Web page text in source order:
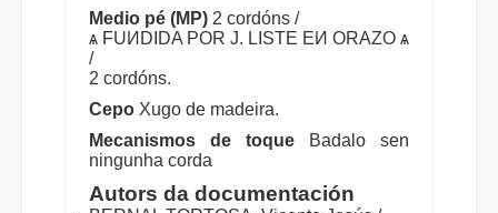
Medio pé (MP) 2 cordóns /
ѧ FUИDIDA POR J. LISTE EИ ORAZO ѧ
/
2 cordóns.
Cepo Xugo de madeira.
Mecanismos de toque Badalo sen
ningunha corda
Autors da documentación